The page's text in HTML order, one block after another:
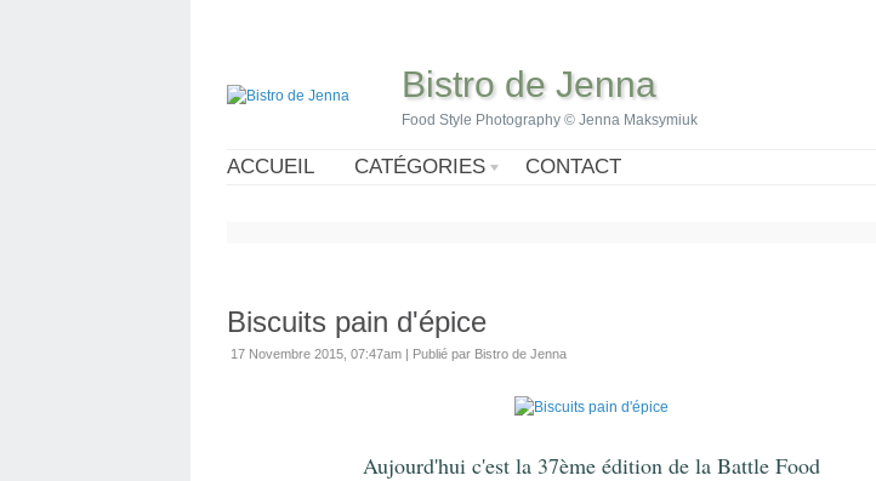
Bistro de Jenna
Food Style Photography © Jenna Maksymiuk
ACCUEIL CATÉGORIES CONTACT
Biscuits pain d'épice
17 Novembre 2015, 07:47am | Publié par Bistro de Jenna
Aujourd'hui c'est la 37ème édition de la Battle Food